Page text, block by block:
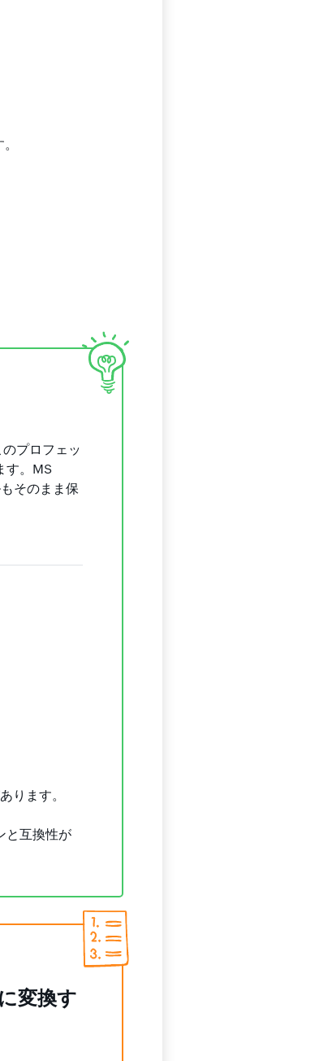
プロフェッ
す。MS
そのまま保
ります。
と互換性が
変換す